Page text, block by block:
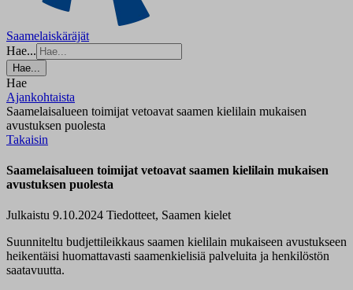
Saamelaiskäräjät
Hae...
Hae...
Hae
Ajankohtaista
Saamelaisalueen toimijat vetoavat saamen kielilain mukaisen
avustuksen puolesta
Takaisin
Saamelaisalueen toimijat vetoavat saamen kielilain mukaisen
avustuksen puolesta
Julkaistu 9.10.2024 Tiedotteet, Saamen kielet
Suunniteltu budjettileikkaus saamen kielilain mukaiseen avustukseen
heikentäisi huomattavasti saamenkielisiä palveluita ja henkilöstön
saatavuutta.